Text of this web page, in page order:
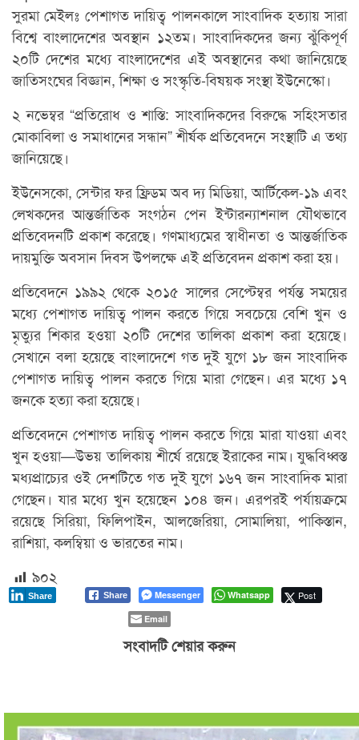
সুরমা মেইলঃ পেশাগত দায়িত্ব পালনকালে সাংবাদিক হত্যায় সারা
বিশ্বে বাংলাদেশের অবস্থান ১২তম। সাংবাদিকদের জন্য ঝুঁকিপূর্ণ
২০টি দেশের মধ্যে বাংলাদেশের এই অবস্থানের কথা জানিয়েছে
জাতিসংঘের বিজ্ঞান, শিক্ষা ও সংস্কৃতি-বিষয়ক সংস্থা ইউনেস্কো।
২ নভেম্বর “প্রতিরোধ ও শাস্তি: সাংবাদিকদের বিরুদ্ধে সহিংসতার
মোকাবিলা ও সমাধানের সন্ধান” শীর্ষক প্রতিবেদনে সংস্থাটি এ তথ্য
জানিয়েছে।
ইউনেসকো, সেন্টার ফর ফ্রিডম অব দ্য মিডিয়া, আর্টিকেল-১৯ এবং
লেখকদের আন্তর্জাতিক সংগঠন পেন ইন্টারন্যাশনাল যৌথভাবে
প্রতিবেদনটি প্রকাশ করেছে। গণমাধ্যমের স্বাধীনতা ও আন্তর্জাতিক
দায়মুক্তি অবসান দিবস উপলক্ষে এই প্রতিবেদন প্রকাশ করা হয়।
প্রতিবেদনে ১৯৯২ থেকে ২০১৫ সালের সেপ্টেম্বর পর্যন্ত সময়ের
মধ্যে পেশাগত দায়িত্ব পালন করতে গিয়ে সবচেয়ে বেশি খুন ও
মৃত্যুর শিকার হওয়া ২০টি দেশের তালিকা প্রকাশ করা হয়েছে।
সেখানে বলা হয়েছে বাংলাদেশে গত দুই যুগে ১৮ জন সাংবাদিক
পেশাগত দায়িত্ব পালন করতে গিয়ে মারা গেছেন। এর মধ্যে ১৭
জনকে হত্যা করা হয়েছে।
প্রতিবেদনে পেশাগত দায়িত্ব পালন করতে গিয়ে মারা যাওয়া এবং
খুন হওয়া—উভয় তালিকায় শীর্ষে রয়েছে ইরাকের নাম। যুদ্ধবিধ্বস্ত
মধ্যপ্রাচ্যের ওই দেশটিতে গত দুই যুগে ১৬৭ জন সাংবাদিক মারা
গেছেন। যার মধ্যে খুন হয়েছেন ১০৪ জন। এরপরই পর্যায়ক্রমে
রয়েছে সিরিয়া, ফিলিপাইন, আলজেরিয়া, সোমালিয়া, পাকিস্তান,
রাশিয়া, কলম্বিয়া ও ভারতের নাম।
৯০২
Share Messenger Whatsapp Post
Share
Email
সংবাদটি শেয়ার করুন